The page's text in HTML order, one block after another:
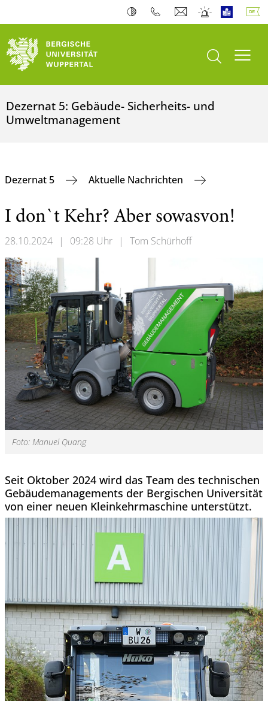
Suche öffnen
Dezernat 5: Gebäude- Sicherheits- und
Umweltmanagement
Dezernat 5 Aktuelle Nachrichten
I don`t Kehr? Aber sowasvon!
28.10.2024 | 09:28 Uhr | Tom Schürhoff
Foto: Manuel Quang
Seit Oktober 2024 wird das Team des technischen
Gebäudemanagements der Bergischen Universität
von einer neuen Kleinkehrmaschine unterstützt.